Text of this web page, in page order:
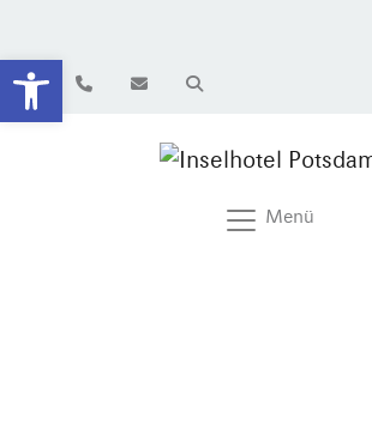
Werkzeugleiste öffnen
Menü